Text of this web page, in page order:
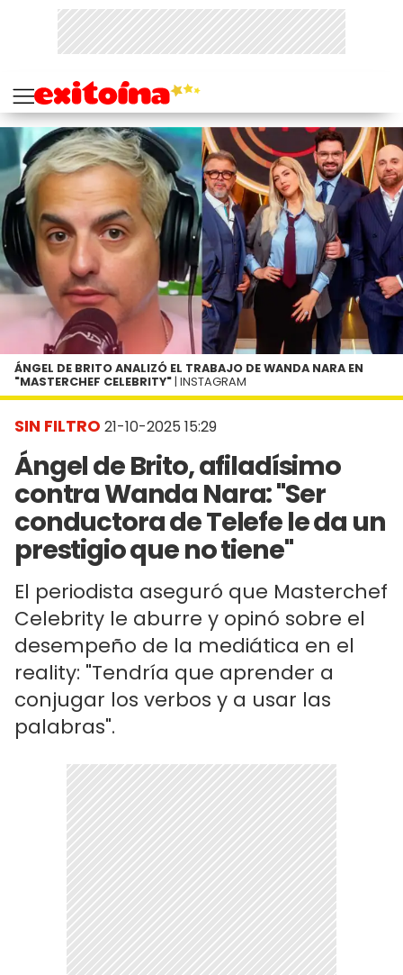
SIN FILTRO 21-10-2025 15:29
Ángel de Brito, afiladísimo
contra Wanda Nara: "Ser
conductora de Telefe le da un
prestigio que no tiene"
El periodista aseguró que Masterchef
Celebrity le aburre y opinó sobre el
desempeño de la mediática en el
reality: "Tendría que aprender a
conjugar los verbos y a usar las
palabras".
ÁNGEL DE BRITO ANALIZÓ EL TRABAJO DE WANDA NARA EN
"MASTERCHEF CELEBRITY" | INSTAGRAM